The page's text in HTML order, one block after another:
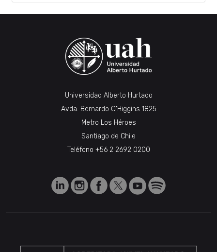
Universidad Alberto Hurtado
Avda. Bernardo O’Higgins 1825
Metro Los Héroes
Santiago de Chile
Teléfono +56 2 2692 0200